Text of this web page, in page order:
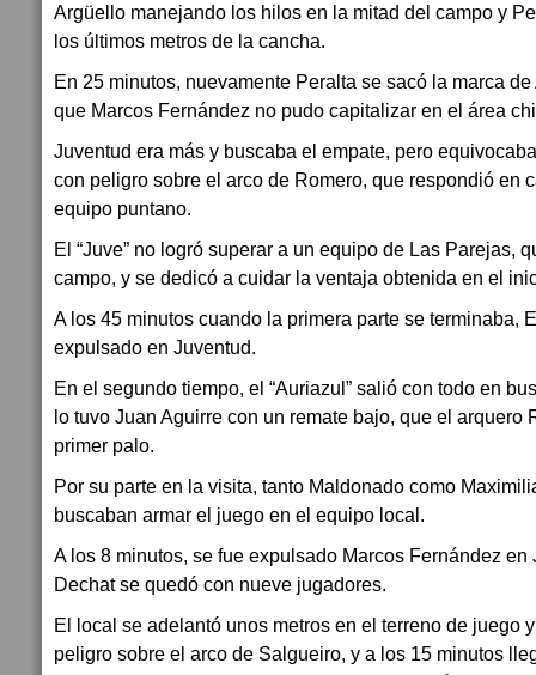
Argüello manejando los hilos en la mitad del campo y
los últimos metros de la cancha.
En 25 minutos, nuevamente Peralta se sacó la marca
que Marcos Fernández no pudo capitalizar en el área
Juventud era más y buscaba el empate, pero
con peligro sobre el arco de Romero, que respondió en
equipo puntano.
El “Juve” no logró superar a un equipo de Las Parejas,
campo, y se dedicó a cuidar la ventaja obtenida en el
A los 45 minutos cuando la primera parte se terminaba,
expulsado en Juventud.
En el segundo tiempo, el “Auriazul” salió con todo en
lo tuvo Juan Aguirre con un remate bajo, que el arquero
primer palo.
Por su parte en la visita, tanto Maldonado como
buscaban armar el juego en el equipo local.
A los 8 minutos, se fue expulsado Marcos Fernández
Dechat se quedó con nueve jugadores.
El local se adelantó unos metros en el terreno de juego
peligro sobre el arco de Salgueiro, y a los 15 minutos